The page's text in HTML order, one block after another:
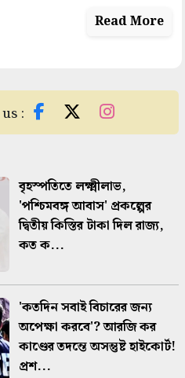
Read More
:
বৃহস্পতিতে লক্ষ্মীলাভ,
'পশ্চিমবঙ্গ আবাস' প্রকল্পের
দ্বিতীয় কিস্তির টাকা দিল রাজ্য,
কত ক...
'কতদিন সবাই বিচারের জন্য
অপেক্ষা করবে'? আরজি কর
কাণ্ডের তদন্তে অসন্তুষ্ট হাইকোর্ট!
প্রশ...